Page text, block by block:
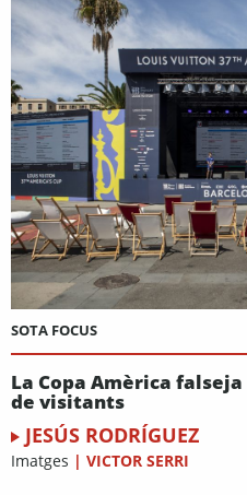
SOTA FOCUS
La Copa Amèrica
de visitants
JESÚS RODRÍGUEZ
Imatges | VICTOR SERRI